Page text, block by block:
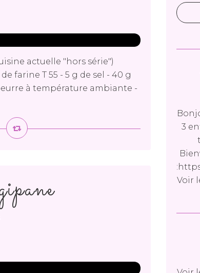
actuelle "hors série")
farine T 55 - 5 g de sel - 40 g
à température ambiante -
3
Voir